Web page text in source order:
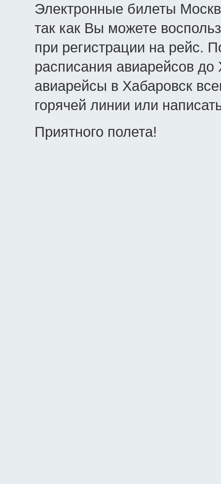
Электронные билеты
так как Вы можете
при регистрации на рейс.
расписания авиарейсов
авиарейсы в Хабаровск
горячей линии или
Приятного полета!